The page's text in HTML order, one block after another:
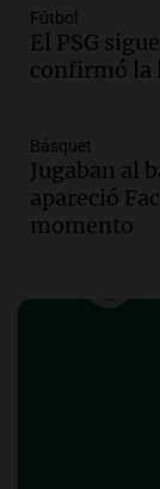
Audio.
los
Audio.
ley de
Audio.
la ley
Fútbol
El PSG
confirmó la
Básquet
Jugaban al
apareció
momento